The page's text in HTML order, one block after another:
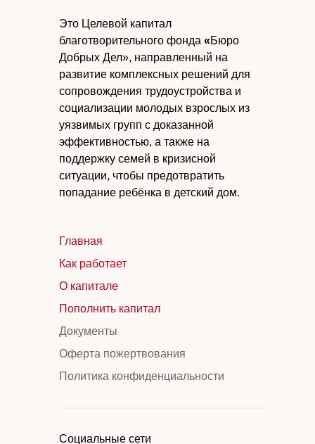
Это Целевой капитал
благотворительного фонда «Бюро
Добрых Дел», направленный на
развитие комплексных решений для
сопровождения трудоустройства и
социализации молодых взрослых из
уязвимых групп с доказанной
эффективностью, а также на
поддержку семей в кризисной
ситуации, чтобы предотвратить
попадание ребёнка в детский дом.
Социальные сети
Главная
Как работает
О капитале
Пополнить капитал
Документы
Оферта пожертвования
Политика конфиденциальности